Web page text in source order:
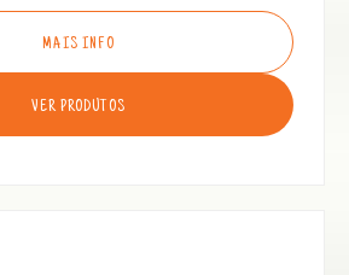
MAIS INFO
VER PRODUTOS